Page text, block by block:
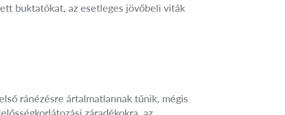
buktatókat, az esetleges jövőbeli viták
ránézésre ártalmatlannak tűnik, mégis
záradékokra, az